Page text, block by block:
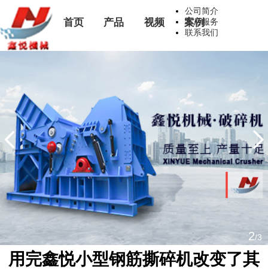
首页 产品 视频 案例
公司简介
售后服务
联系我们
2/3
用完鑫悦小型钢筋撕碎机改变了其